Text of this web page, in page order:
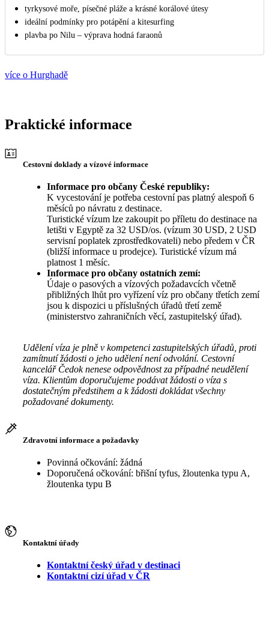
tyrkysové moře, písečné pláže a krásné korálové útesy
ideální podmínky pro potápění a kitesurfing
plavba po Nilu – výprava hodná faraonů
více o Hurghadě
Praktické informace
Cestovní doklady a vízové informace
Informace pro občany České republiky:
K vycestování je potřeba cestovní pas platný alespoň 6
měsíců po návratu z destinace.
Turistické vízum lze zakoupit po příletu do destinace na
letišti v Egyptě za 32 USD/os. (vízum 30 USD, 2 USD
servisní poplatek zprostředkovateli) nebo předem v ČR
(bližší informace u prodejce). Turistické vízum má
platnost 1 měsíc.
Informace pro občany ostatních zemí:
Údaje o pasových a vízových požadavcích včetně
přibližných lhůt pro vyřízení víz pro občany třetích zemí
jsou k dispozici u příslušných úřadů třetí země
(ministerstvo zahraničních věcí, zastupitelský úřad).
Udělení víza je plně v kompetenci zastupitelských úřadů, proti
zamítnutí žádosti o jeho udělení není odvolání. Cestovní
kancelář Čedok nenese odpovědnost za případné neudělení
víza. Klientům doporučujeme podávat žádosti o víza s
dostatečným předstihem a k žádosti dokládat všechny
požadované dokumenty.
Zdravotní informace a požadavky
Povinná očkování: žádná
Doporučená očkování: břišní tyfus, žloutenka typu A,
žloutenka typu B
Kontaktní úřady
Kontaktní český úřad v destinaci
Kontaktní cizí úřad v ČR